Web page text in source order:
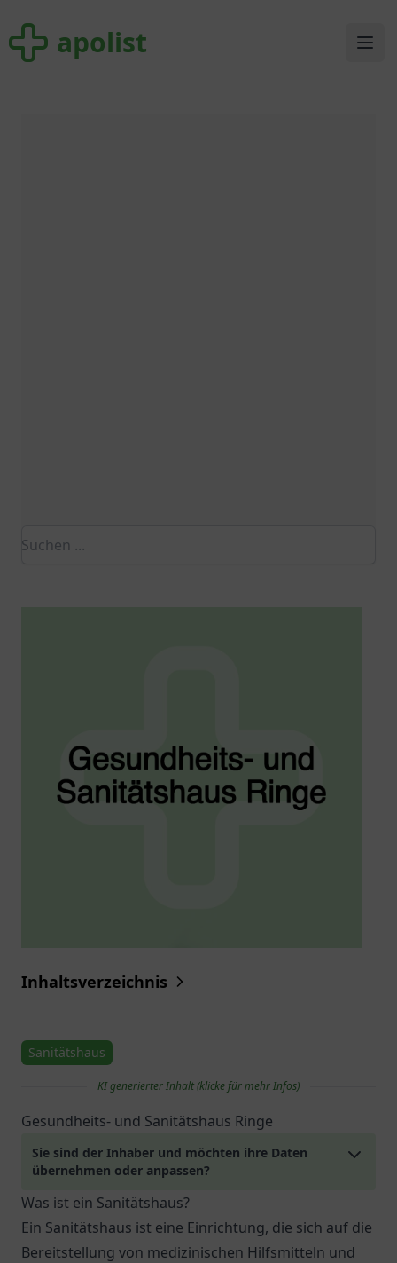
apolist apolist
Inhaltsverzeichnis
Sanitätshaus
KI generierter Inhalt (klicke für mehr Infos)
Gesundheits- und Sanitätshaus Ringe
Sie sind der Inhaber und möchten ihre Daten
übernehmen oder anpassen?
Was ist ein Sanitätshaus?
Ein Sanitätshaus ist eine Einrichtung, die sich auf die
Bereitstellung von medizinischen Hilfsmitteln und